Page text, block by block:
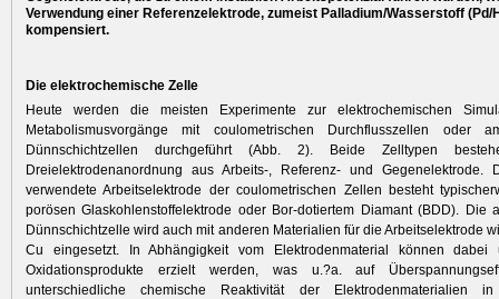
Verwendung einer Referenzelektrode, zumeist Palladium/Wasserstoff (Pd/
kompensiert.
Die elektrochemische Zelle
Heute werden die meisten Experimente zur elektrochemischen
Metabolismusvorgänge mit coulometrischen Durchflusszellen oder
Dünnschichtzellen durchgeführt (Abb. 2). Beide Zelltypen
Dreielektrodenanordnung aus Arbeits-, Refe­renz- und Gegenelektrode.
verwendete Arbeitselektrode der coulometrischen Zellen besteht
porösen Glaskohlenstoffelektrode oder Bor-dotiertem Diamant (BDD). Die
Dünnschichtzelle wird auch mit anderen Materialien für die Arbeits­elektrode
Cu eingesetzt. In Abhängigkeit vom Elektroden­material können dabei
Oxidationsprodukte erzielt werden, was u.?a. auf
unterschiedliche chemische Reaktivität der Elektrodenmaterialien in